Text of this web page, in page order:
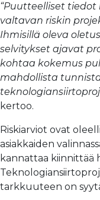
“Puutteelliset
valtavan riskin
Ihmisillä oleva
selvitykset ajavat
kohtaa kokemus
mahdollista
kertoo.
Riskiarviot ovat
asiakkaiden
kannattaa kiinnittää
tarkkuuteen on